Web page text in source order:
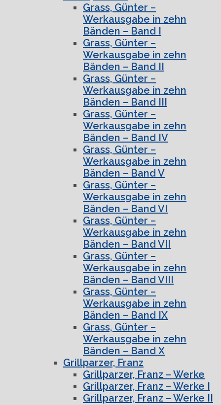
Grass, Günter –
Werkausgabe in zehn
Bänden – Band I
Grass, Günter –
Werkausgabe in zehn
Bänden – Band II
Grass, Günter –
Werkausgabe in zehn
Bänden – Band III
Grass, Günter –
Werkausgabe in zehn
Bänden – Band IV
Grass, Günter –
Werkausgabe in zehn
Bänden – Band V
Grass, Günter –
Werkausgabe in zehn
Bänden – Band VI
Grass, Günter –
Werkausgabe in zehn
Bänden – Band VII
Grass, Günter –
Werkausgabe in zehn
Bänden – Band VIII
Grass, Günter –
Werkausgabe in zehn
Bänden – Band IX
Grass, Günter –
Werkausgabe in zehn
Bänden – Band X
Grillparzer, Franz
Grillparzer, Franz – Werke
Grillparzer, Franz – Werke I
Grillparzer, Franz – Werke II